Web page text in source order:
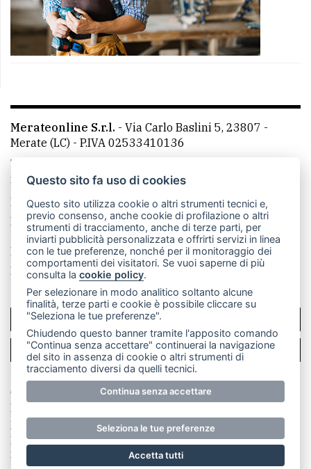
Merateonline S.r.l. - Via Carlo Baslini 5, 23807 -
Merate (LC) - P.IVA 02533410136
Telefono:
mail: redazione@merateonline.it
La redazione
CasateOnline LeccoOnline
RSS
Made by VIP
Privacy policy
Cookie policy
Rivedi le tue scelte sui cookie
SCRIVICI
PER LA TUA PUBBLICITÀ
© Copyright Merateonline S.r.l. - Tutti i diritti riservati.
E' proibita la riproduzione e pubblicazione anche
parziale di testi, articoli e immagini senza la
preventiva autorizzazione scritta dell'editore. RI Lecco
numero Rea LC 291.277 - Capitale sociale 10.329,14 €
Questo sito fa uso di cookies
Questo sito utilizza cookie o altri strumenti tecnici e,
previo consenso, anche cookie di profilazione o altri
strumenti di tracciamento, anche di terze parti, per
inviarti pubblicità personalizzata e offrirti servizi in linea
con le tue preferenze, nonché per il monitoraggio dei
comportamenti dei visitatori. Se vuoi saperne di più
consulta lacookie policy.
Per selezionare in modo analitico soltanto alcune
finalità, terze parti e cookie è possibile cliccare su
"Seleziona le tue preferenze".
Chiudendo questo banner tramite l'apposito comando
"Continua senza accettare" continuerai la navigazione
del sito in assenza di cookie o altri strumenti di
tracciamento diversi da quelli tecnici.
Continua senza accettare
Seleziona le tue preferenze
Accetta tutti